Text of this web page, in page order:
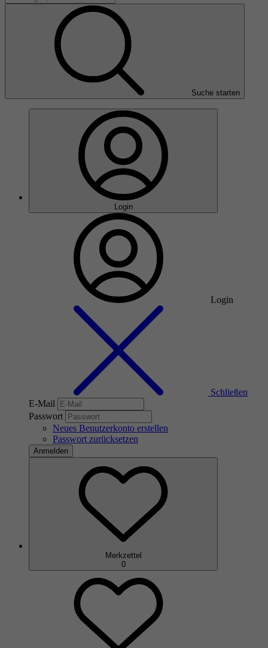
Suche starten
Login
Login
Schließen
E-Mail
Passwort
Neues Benutzerkonto erstellen
Passwort zurücksetzen
Anmelden
Merkzettel
0